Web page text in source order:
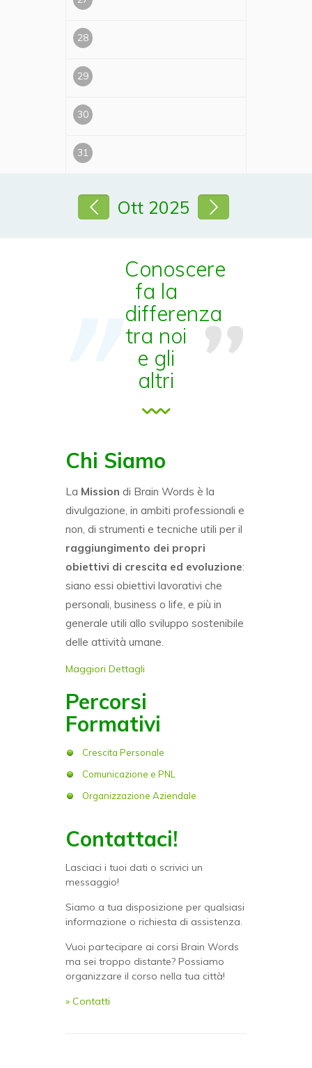
28
29
30
31
Ott 2025
Conoscere
fa la
differenza
tra noi
e gli
altri
Chi Siamo
La Mission di Brain Words è la
divulgazione, in ambiti professionali e
non, di strumenti e tecniche utili per il
raggiungimento dei propri
obiettivi di crescita ed evoluzione:
siano essi obiettivi lavorativi che
personali, business o life, e più in
generale utili allo sviluppo sostenibile
delle attività umane.
Maggiori Dettagli
Percorsi
Formativi
Crescita Personale
Comunicazione e PNL
Organizzazione Aziendale
Contattaci!
Lasciaci i tuoi dati o scrivici un
messaggio!
Siamo a tua disposizione per qualsiasi
informazione o richiesta di assistenza.
Vuoi partecipare ai corsi Brain Words
ma sei troppo distante? Possiamo
organizzare il corso nella tua città!
» Contatti